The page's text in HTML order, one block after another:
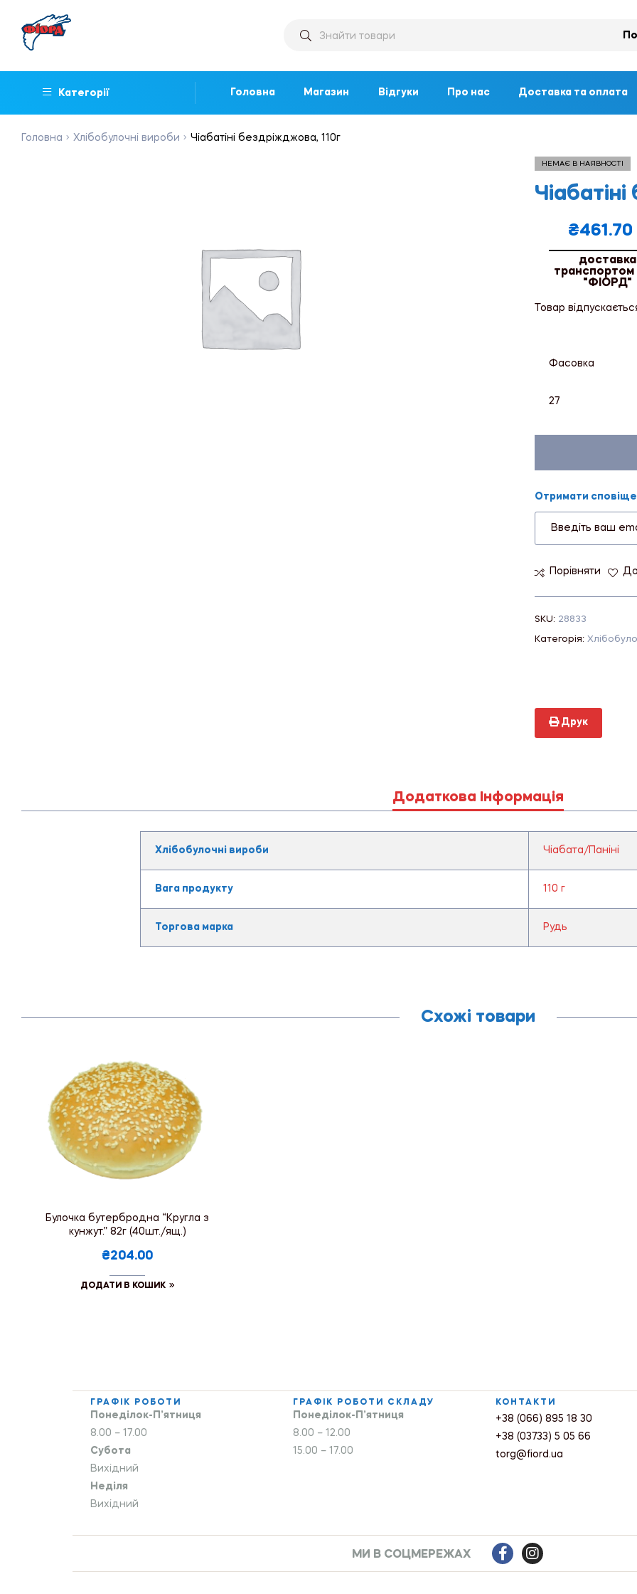
Категорії Головна Магазин Відгуки Про нас Доставка та оплата
Головна Хлібобулочні вироби Чіабатіні бездріжджова, 110г
НЕМАЄ В НАЯВНОСТІ
₴461.70
доставка
"ФІОРД"
Товар
Фасовка
27
Отримати
Порівняти
SKU: 28833
Категорія:
Друк
Додаткова Інформація
Хлібобулочні вироби Чіабата/Паніні
Вага продукту 110 г
Торгова марка Рудь
Схожі товари
Булочка бутербродна “Кругла з
кунжут.” 82г (40шт./ящ.)
₴204.00
ДОДАТИ В КОШИК
ГРАФІК РОБОТИ
Понеділок-П’ятниця
8.00 – 17.00
Субота
Вихідний
Неділя
Вихідний
ГРАФІК РОБОТИ СКЛАДУ
Понеділок-П’ятниця
8.00 – 12.00
15.00 – 17.00
КОНТАКТИ
+38 (066) 895 18 30
+38 (03733) 5 05 66
torg@fiord.ua
МИ В СОЦМЕРЕЖАХ